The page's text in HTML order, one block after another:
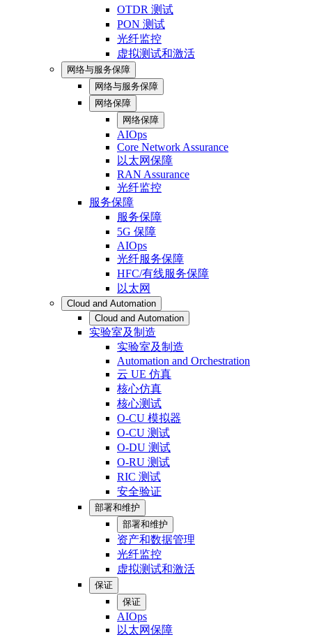
OTDR 测试
PON 测试
光纤监控
虚拟测试和激活
网络与服务保障
网络与服务保障
网络保障
网络保障
AIOps
Core Network Assurance
以太网保障
RAN Assurance
光纤监控
服务保障
服务保障
5G 保障
AIOps
光纤服务保障
HFC/有线服务保障
以太网
Cloud and Automation
Cloud and Automation
实验室及制造
实验室及制造
Automation and Orchestration
云 UE 仿真
核心仿真
核心测试
O-CU 模拟器
O-CU 测试
O-DU 测试
O-RU 测试
RIC 测试
安全验证
部署和维护
部署和维护
资产和数据管理
光纤监控
虚拟测试和激活
保证
保证
AIOps
以太网保障